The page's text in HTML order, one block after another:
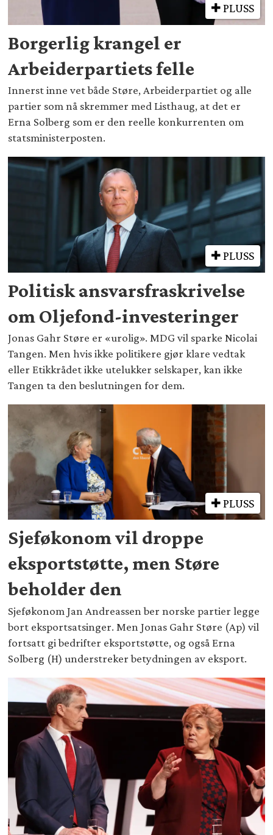
PLUSS
Borgerlig krangel er
Arbeiderpartiets felle
Innerst inne vet både Støre, Arbeiderpartiet og alle
partier som nå skremmer med Listhaug, at det er
Erna Solberg som er den reelle konkurrenten om
statsministerposten.
PLUSS
Politisk ansvarsfraskrivelse
om Oljefond-investeringer
Jonas Gahr Støre er «urolig». MDG vil sparke Nicolai
Tangen. Men hvis ikke politikere gjør klare vedtak
eller Etikkrådet ikke utelukker selskaper, kan ikke
Tangen ta den beslutningen for dem.
PLUSS
Sjeføkonom vil droppe
eksportstøtte, men Støre
beholder den
Sjeføkonom Jan Andreassen ber norske partier legge
bort eksportsatsinger. Men Jonas Gahr Støre (Ap) vil
fortsatt gi bedrifter eksportstøtte, og også Erna
Solberg (H) understreker betydningen av eksport.